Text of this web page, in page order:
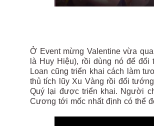
Ở Event mừng Valentine vừa
là Huy Hiệu), rồi dùng nó để
Loan cũng triển khai cách làm
thủ tích lũy Xu Vàng rồi đổi
Quý lại được triển khai. Người
Cương tới mốc nhất định có thể